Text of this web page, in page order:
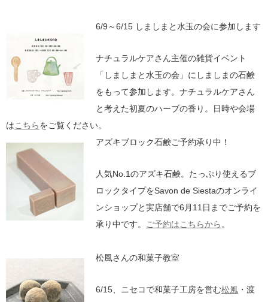
6/9～6/15 しましまと水玉の会に参加します
ナチュラルケアさん主催の雑貨イベント
「しましまと水玉の会」にしましまの石鹸
をもって参加します。ナチュラルケアさん
と考えた初夏のハーブの香り。日時や会場
はこちらをご覧ください。
アズキブロック石鹸ご予約承り中！
人気No.1のアズキ石鹸。たっぷり使えるブ
ロックタイプをSavon de Siestaのオンライ
ンショップと実店舗で6月11日までご予約を
承り中です。
ご予約はこちらから 。
松風さんの和菓子教室
6/15、ニセコで和菓子工房を営む松風 ・渡